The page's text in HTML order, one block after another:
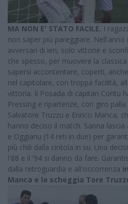
MA NON E' STATO FACILE. I
non saper più pareggiare.
avversari di ieri, solo vittorie e
che spesso, per muovere la
sapersi accontentare, coperti,
nel capitolare, con troppa facilità,
vittoria. Il Posada di capitan Contu
Pressing e ripartenze, con giro
Salvatore Truzzu e Enrico Manca,
hanno deciso il match. Sanna
e Oggianu (14 reti in due) per
più chili dalla cintola in su. Una
l'88 e il '94 si danno da fare.
dalla retroguardia e all'occorrenza
Manca e la scheggia Tore